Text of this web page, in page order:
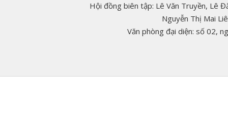
Hội đồng biên tập: Lê Văn Truyền, Lê
Nguyễn Thị Mai
Văn phòng đại diện: số 02,